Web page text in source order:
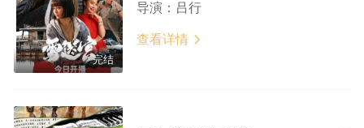
完结
导演： 吕行
查看详情 